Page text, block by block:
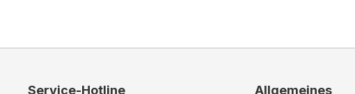
Service-Hotline Allgemeines